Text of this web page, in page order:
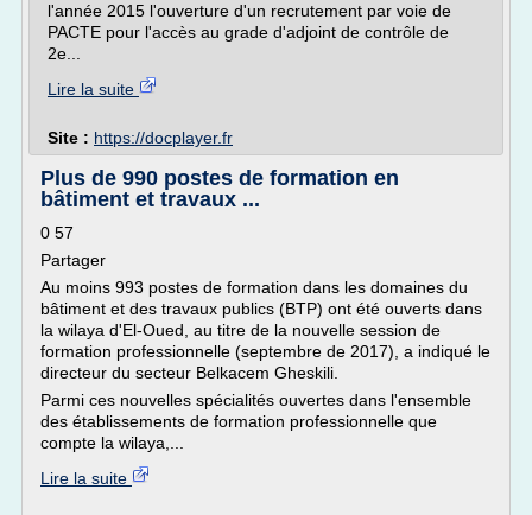
l'année 2015 l'ouverture d'un recrutement par voie de
PACTE pour l'accès au grade d'adjoint de contrôle de
2e...
Lire la suite
Site : https://docplayer.fr
Plus de 990 postes de formation en
bâtiment et travaux ...
0 57
Partager
Au moins 993 postes de formation dans les domaines du
bâtiment et des travaux publics (BTP) ont été ouverts dans
la wilaya d'El-Oued, au titre de la nouvelle session de
formation professionnelle (septembre de 2017), a indiqué le
directeur du secteur Belkacem Gheskili.
Parmi ces nouvelles spécialités ouvertes dans l'ensemble
des établissements de formation professionnelle que
compte la wilaya,...
Lire la suite